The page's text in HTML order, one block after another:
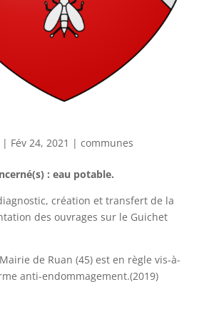
| Fév 24, 2021 | communes
: eau potable.
création et transfert de la
des ouvrages sur le Guichet
de Ruan (45) est en règle vis-à-
anti-endommagement.(2019)